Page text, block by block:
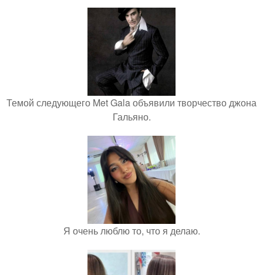
Темой следующего Met Gala объявили творчество джона
Гальяно.
Я очень люблю то, что я делаю.